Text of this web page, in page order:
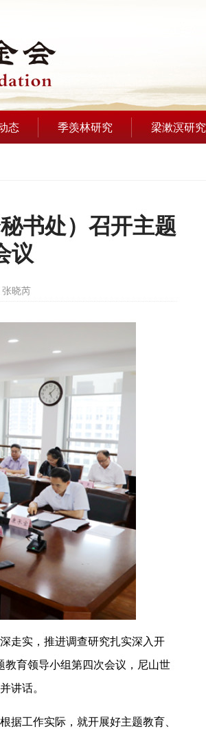
态 季羡林研究 梁漱溟研究
书处）召开主题
议
晓芮
走实，推进调查研究扎实深入开
教育领导小组第四次会议，尼山世
讲话。
据工作实际，就开展好主题教育、